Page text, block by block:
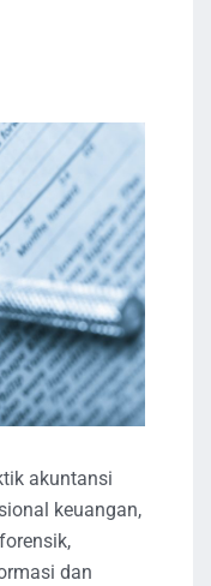
akuntansi
keuangan,
dan